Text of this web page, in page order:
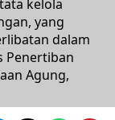
kelola
yang
dalam
Penertiban
Agung,